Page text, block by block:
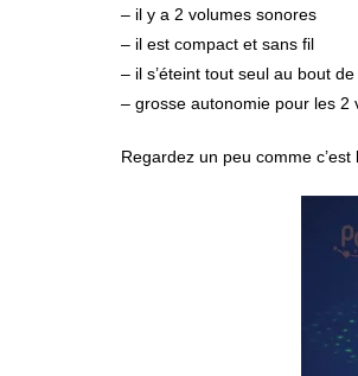
– il y a 2 volumes sonores
– il est compact et sans fil
– il s’éteint tout seul au bout
– grosse autonomie pour les 2
Regardez un peu comme c’est